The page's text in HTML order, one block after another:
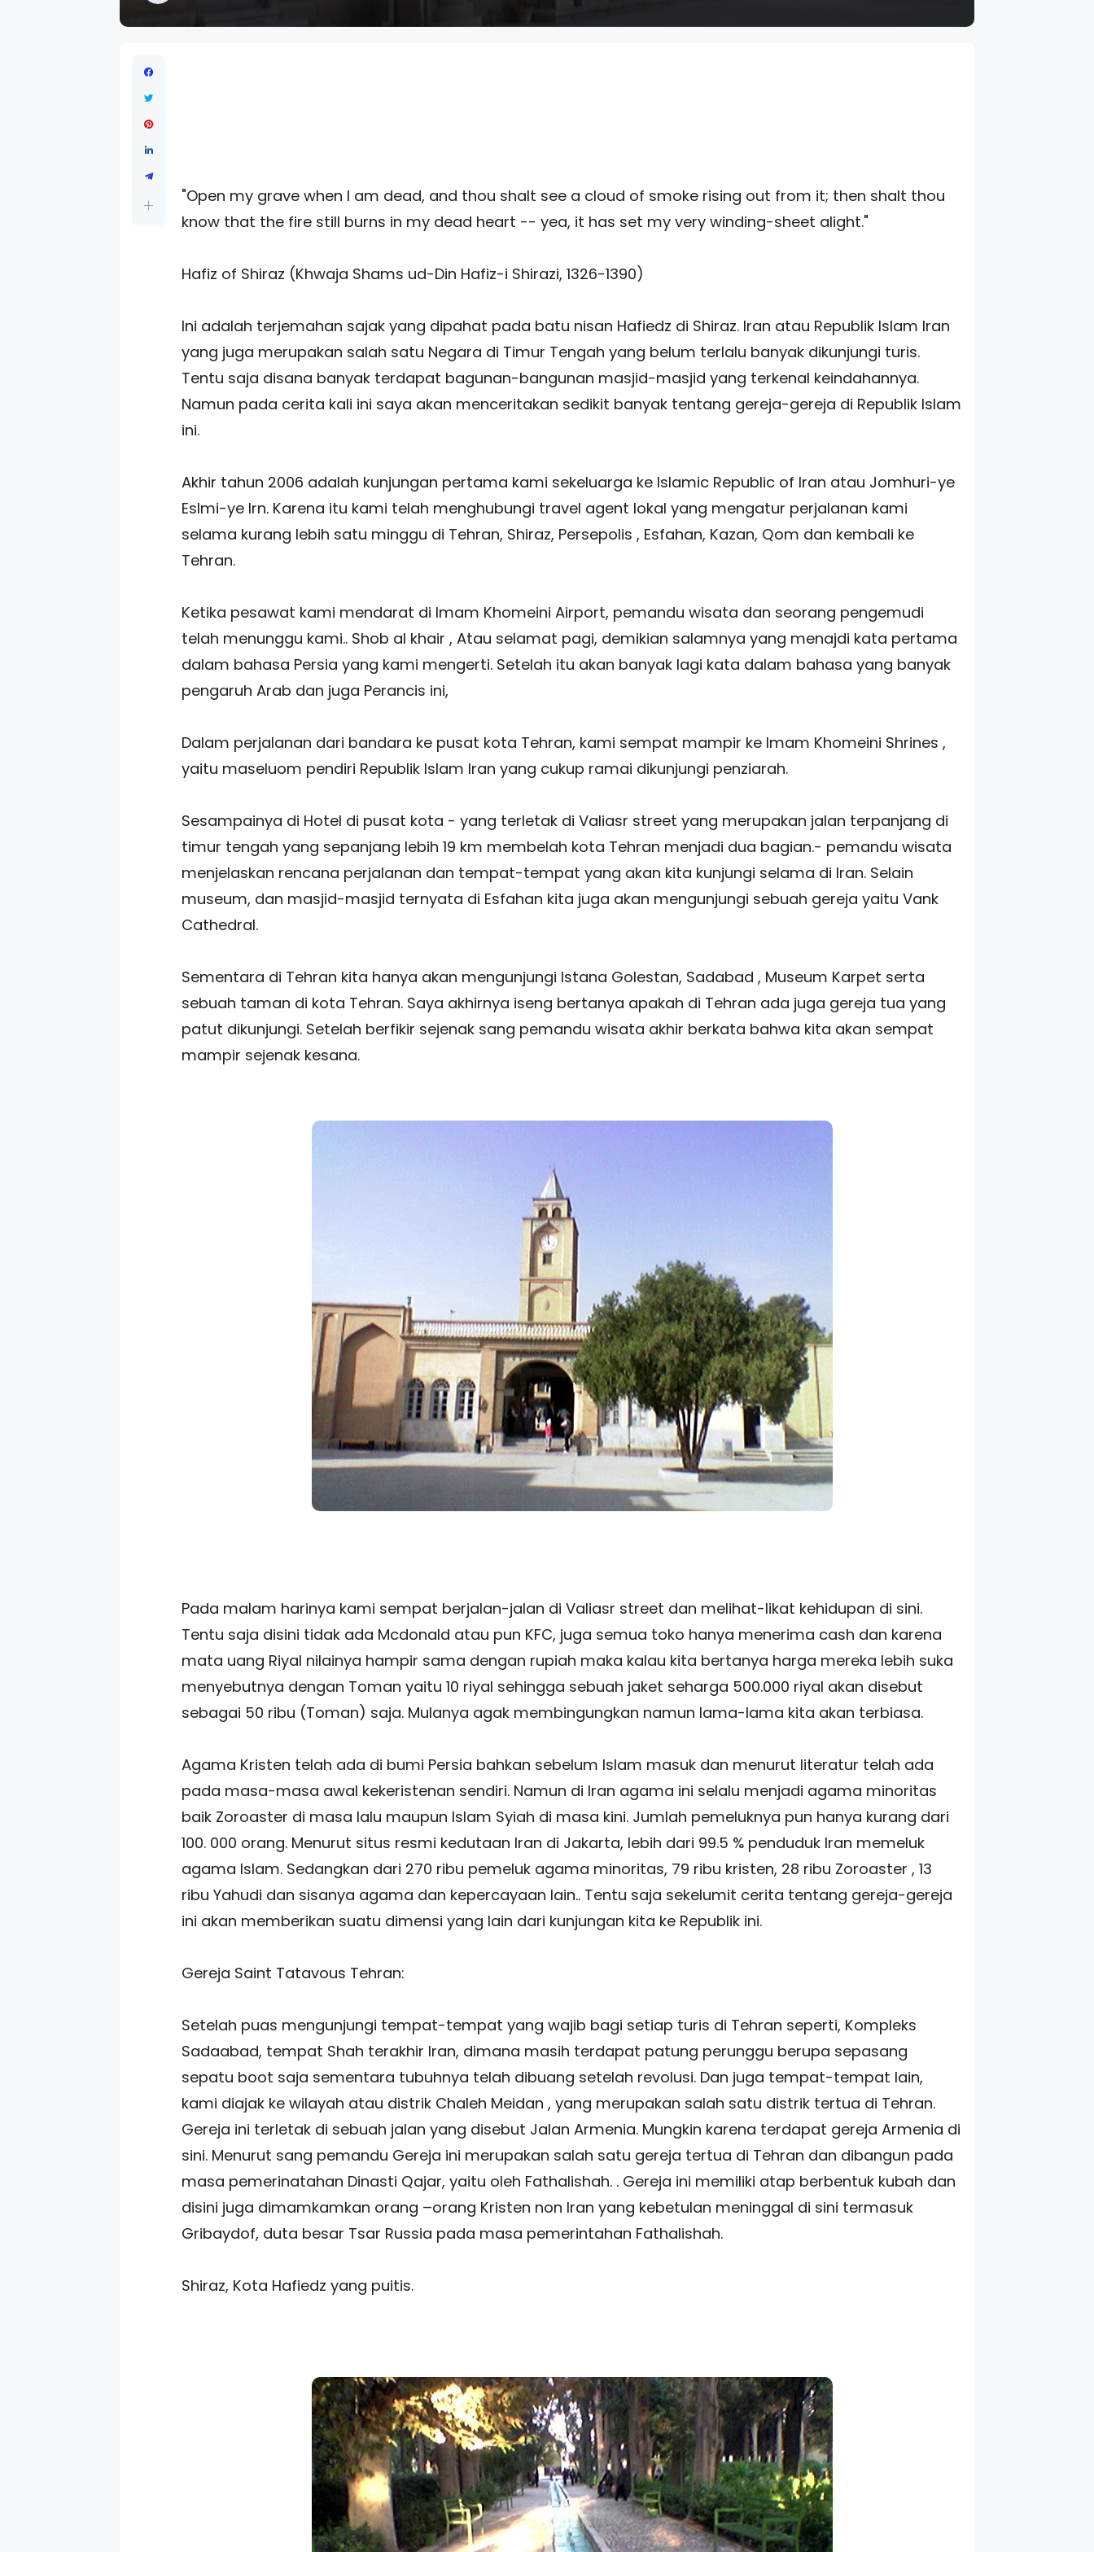
"Open my grave when I am dead, and thou shalt see a cloud of smoke rising out from it; then shalt thou
know that the fire still burns in my dead heart -- yea, it has set my very winding-sheet alight."
Hafiz of Shiraz (Khwaja Shams ud-Din Hafiz-i Shirazi, 1326-1390)
Ini adalah terjemahan sajak yang dipahat pada batu nisan Hafiedz di Shiraz. Iran atau Republik Islam Iran
yang juga merupakan salah satu Negara di Timur Tengah yang belum terlalu banyak dikunjungi turis.
Tentu saja disana banyak terdapat bagunan-bangunan masjid-masjid yang terkenal keindahannya.
Namun pada cerita kali ini saya akan menceritakan sedikit banyak tentang gereja-gereja di Republik Islam
ini.
Akhir tahun 2006 adalah kunjungan pertama kami sekeluarga ke Islamic Republic of Iran atau Jomhuri-ye
Eslmi-ye Irn. Karena itu kami telah menghubungi travel agent lokal yang mengatur perjalanan kami
selama kurang lebih satu minggu di Tehran, Shiraz, Persepolis , Esfahan, Kazan, Qom dan kembali ke
Tehran.
Ketika pesawat kami mendarat di Imam Khomeini Airport, pemandu wisata dan seorang pengemudi
telah menunggu kami.. Shob al khair , Atau selamat pagi, demikian salamnya yang menajdi kata pertama
dalam bahasa Persia yang kami mengerti. Setelah itu akan banyak lagi kata dalam bahasa yang banyak
pengaruh Arab dan juga Perancis ini,
Dalam perjalanan dari bandara ke pusat kota Tehran, kami sempat mampir ke Imam Khomeini Shrines ,
yaitu maseluom pendiri Republik Islam Iran yang cukup ramai dikunjungi penziarah.
Sesampainya di Hotel di pusat kota - yang terletak di Valiasr street yang merupakan jalan terpanjang di
timur tengah yang sepanjang lebih 19 km membelah kota Tehran menjadi dua bagian.- pemandu wisata
menjelaskan rencana perjalanan dan tempat-tempat yang akan kita kunjungi selama di Iran. Selain
museum, dan masjid-masjid ternyata di Esfahan kita juga akan mengunjungi sebuah gereja yaitu Vank
Cathedral.
Sementara di Tehran kita hanya akan mengunjungi Istana Golestan, Sadabad , Museum Karpet serta
sebuah taman di kota Tehran. Saya akhirnya iseng bertanya apakah di Tehran ada juga gereja tua yang
patut dikunjungi. Setelah berfikir sejenak sang pemandu wisata akhir berkata bahwa kita akan sempat
mampir sejenak kesana.
Pada malam harinya kami sempat berjalan-jalan di Valiasr street dan melihat-likat kehidupan di sini.
Tentu saja disini tidak ada Mcdonald atau pun KFC, juga semua toko hanya menerima cash dan karena
mata uang Riyal nilainya hampir sama dengan rupiah maka kalau kita bertanya harga mereka lebih suka
menyebutnya dengan Toman yaitu 10 riyal sehingga sebuah jaket seharga 500.000 riyal akan disebut
sebagai 50 ribu (Toman) saja. Mulanya agak membingungkan namun lama-lama kita akan terbiasa.
Agama Kristen telah ada di bumi Persia bahkan sebelum Islam masuk dan menurut literatur telah ada
pada masa-masa awal kekeristenan sendiri. Namun di Iran agama ini selalu menjadi agama minoritas
baik Zoroaster di masa lalu maupun Islam Syiah di masa kini. Jumlah pemeluknya pun hanya kurang dari
100. 000 orang. Menurut situs resmi kedutaan Iran di Jakarta, lebih dari 99.5 % penduduk Iran memeluk
agama Islam. Sedangkan dari 270 ribu pemeluk agama minoritas, 79 ribu kristen, 28 ribu Zoroaster , 13
ribu Yahudi dan sisanya agama dan kepercayaan lain.. Tentu saja sekelumit cerita tentang gereja-gereja
ini akan memberikan suatu dimensi yang lain dari kunjungan kita ke Republik ini.
Gereja Saint Tatavous Tehran:
Setelah puas mengunjungi tempat-tempat yang wajib bagi setiap turis di Tehran seperti, Kompleks
Sadaabad, tempat Shah terakhir Iran, dimana masih terdapat patung perunggu berupa sepasang
sepatu boot saja sementara tubuhnya telah dibuang setelah revolusi. Dan juga tempat-tempat lain,
kami diajak ke wilayah atau distrik Chaleh Meidan , yang merupakan salah satu distrik tertua di Tehran.
Gereja ini terletak di sebuah jalan yang disebut Jalan Armenia. Mungkin karena terdapat gereja Armenia di
sini. Menurut sang pemandu Gereja ini merupakan salah satu gereja tertua di Tehran dan dibangun pada
masa pemerinatahan Dinasti Qajar, yaitu oleh Fathalishah. . Gereja ini memiliki atap berbentuk kubah dan
disini juga dimamkamkan orang –orang Kristen non Iran yang kebetulan meninggal di sini termasuk
Gribaydof, duta besar Tsar Russia pada masa pemerintahan Fathalishah.
Shiraz, Kota Hafiedz yang puitis.